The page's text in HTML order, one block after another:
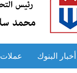
أخبار البنوك عملات